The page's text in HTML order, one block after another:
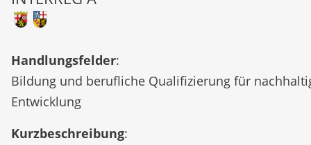
Handlungsfelder:
Bildung und berufliche Qualifizierung für
Entwicklung
Kurzbeschreibung: